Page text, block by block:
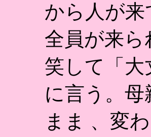
から人が
全員が来
笑して「
に言う。
まま 、変